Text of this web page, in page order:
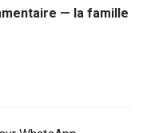
— la famille